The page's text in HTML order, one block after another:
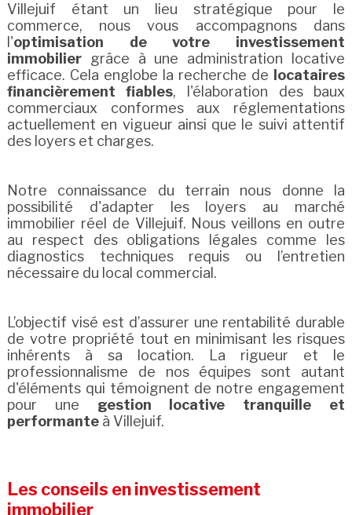
Villejuif étant un lieu stratégique pour le
commerce, nous vous accompagnons dans
l'optimisation de votre investissement
immobiliergrâce à une administration locative
efficace. Cela englobe la recherche de
locataires
financièrement fiables, l'élaboration des baux
commerciaux conformes aux réglementations
actuellement en vigueur ainsi que le suivi attentif
des loyers et charges.
Notre connaissance du terrain nous donne la
possibilité d'adapter les loyers au marché
immobilier réel de Villejuif. Nous veillons en outre
au respect des obligations légales comme les
diagnostics techniques requis ou l’entretien
nécessaire du local commercial.
L’objectif visé est d’assurer une rentabilité durable
de votre propriété tout en minimisant les risques
inhérents à sa location. La rigueur et le
professionnalisme de nos équipes sont autant
d'éléments qui témoignent de notre engagement
pour une gestion locative tranquille et
performanteà Villejuif.
Les conseils en investissement
immobilier